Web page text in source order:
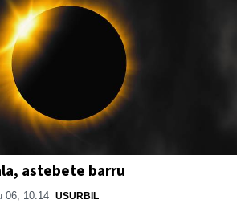
astebete barru
06, 10:14 USURBIL